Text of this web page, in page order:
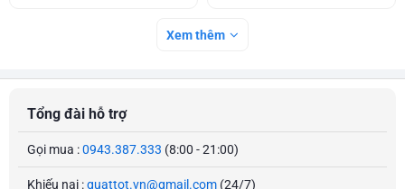
Xem thêm
Tổng đài hỗ trợ
Gọi mua :0943.387.333 (8:00 - 21:00)
Khiếu nại :quattot.vn@gmail.com (24/7)